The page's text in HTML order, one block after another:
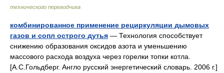
технического переводчика
комбинированное применение рециркуляции дымовых
газов и сопл острого дутья — Технология способствует
снижению образования оксидов азота и уменьшению
массового расхода воздуха через горелки топки котла.
[А.С.Гольдберг. Англо русский энергетический словарь. 2006 г.]